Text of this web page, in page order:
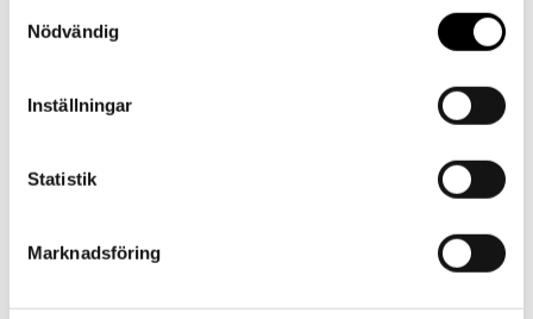
Nödvändig
Inställningar
Statistik
Marknadsföring
522386
Torkduk Tork Premium W4 Grå flexibel